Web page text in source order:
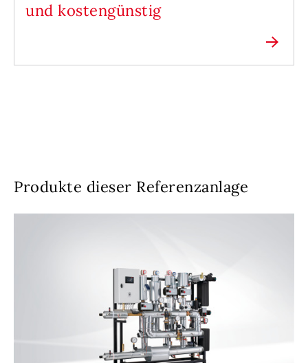
und kostengünstig
Produkte dieser Referenzanlage